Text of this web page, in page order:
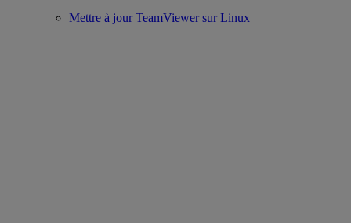
Mettre à jour TeamViewer sur Linux